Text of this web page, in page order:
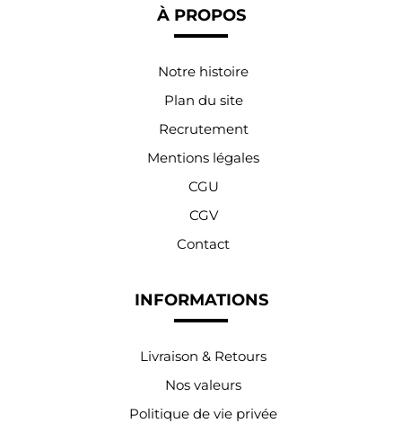
À PROPOS
Notre histoire
Plan du site
Recrutement
Mentions légales
CGU
CGV
Contact
INFORMATIONS
Livraison & Retours
Nos valeurs
Politique de vie privée